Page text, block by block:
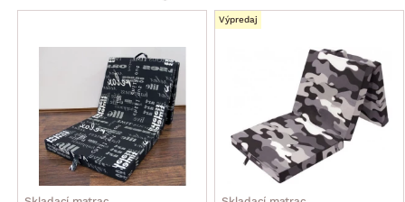
látkové madlo pre jednoduché prenášanie
rozmer pri rozložení: 190×9×70 cm
rozmer pri zložení: 63×27×70 cm
Výpredaj